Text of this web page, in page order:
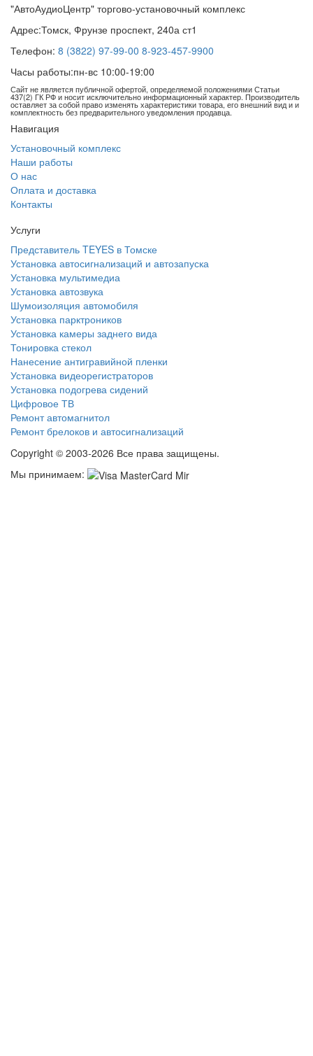
"АвтоАудиоЦентр" торгово-установочный комплекс
Адрес:Томск, Фрунзе проспект, 240а ст1
Телефон: 8 (3822) 97-99-00 8-923-457-9900
Часы работы:пн-вс 10:00-19:00
Сайт не является публичной офертой, определяемой положениями Статьи
437(2) ГК РФ и носит исключительно информационный характер. Производитель
оставляет за собой право изменять характеристики товара, его внешний вид и и
комплектность без предварительного уведомления продавца.
Навигация
Установочный комплекс
Наши работы
О нас
Оплата и доставка
Контакты
Услуги
Представитель TEYES в Томске
Установка автосигнализаций и автозапуска
Установка мультимедиа
Установка автозвука
Шумоизоляция автомобиля
Установка парктроников
Установка камеры заднего вида
Тонировка стекол
Нанесение антигравийной пленки
Установка видеорегистраторов
Установка подогрева сидений
Цифровое ТВ
Ремонт автомагнитол
Ремонт брелоков и автосигнализаций
Copyright © 2003-2026 Все права защищены.
Мы принимаем: